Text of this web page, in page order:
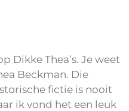
Dikke Thea’s. Je weet
Beckman. Die
fictie is nooit
ik vond het een leuk